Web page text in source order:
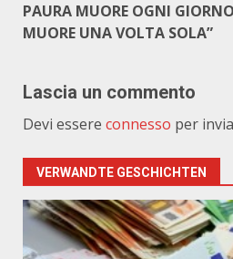
PAURA MUORE OGNI
MUORE UNA VOLTA SOLA”
Lascia un commento
Devi essere connesso per
VERWANDTE GESCHICHTEN